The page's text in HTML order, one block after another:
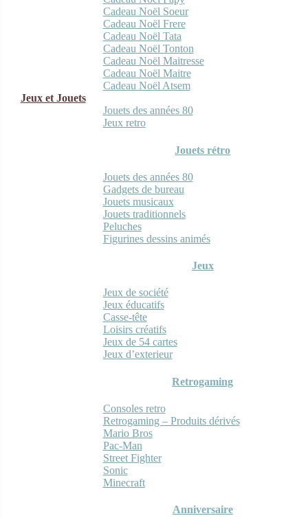
Cadeau Noël Soeur
Cadeau Noël Frere
Cadeau Noël Tata
Cadeau Noël Tonton
Cadeau Noël Maitresse
Cadeau Noël Maitre
Cadeau Noël Atsem
Jeux et Jouets
Jouets des années 80
Jeux retro
Jouets rétro
Jouets des années 80
Gadgets de bureau
Jouets musicaux
Jouets traditionnels
Peluches
Figurines dessins animés
Jeux
Jeux de société
Jeux éducatifs
Casse-tête
Loisirs créatifs
Jeux de 54 cartes
Jeux d’exterieur
Retrogaming
Consoles retro
Retrogaming – Produits dérivés
Mario Bros
Pac-Man
Street Fighter
Sonic
Minecraft
Anniversaire